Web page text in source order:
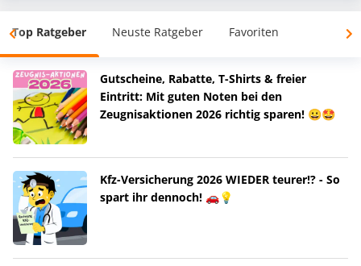
Top Ratgeber Neuste Ratgeber Favoriten
Gutscheine, Rabatte, T-Shirts & freier
Eintritt: Mit guten Noten bei den
Zeugnisaktionen 2026 richtig sparen! 😀🤩
Kfz-Versicherung 2026 WIEDER teurer!? - So
spart ihr dennoch! 🚗💡